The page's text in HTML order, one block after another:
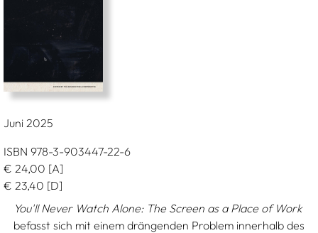
Juni 2025
ISBN 978-3-903447-22-6
€ 24,00 [A]
€ 23,40 [D]
You'll Never Watch Alone: The Screen as a Place of Work
befasst sich mit einem drängenden Problem innerhalb des